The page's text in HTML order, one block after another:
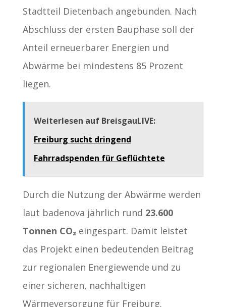
Stadtteil Dietenbach angebunden. Nach
Abschluss der ersten Bauphase soll der
Anteil erneuerbarer Energien und
Abwärme bei mindestens 85 Prozent
liegen.
Weiterlesen auf BreisgauLIVE:
Freiburg sucht dringend
Fahrradspenden für Geflüchtete
Durch die Nutzung der Abwärme werden
laut badenova jährlich rund 23.600
Tonnen CO₂ eingespart. Damit leistet
das Projekt einen bedeutenden Beitrag
zur regionalen Energiewende und zu
einer sicheren, nachhaltigen
Wärmeversorgung für Freiburg.